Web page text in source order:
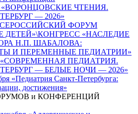
«ВОРОНЦОВСКИЕ ЧТЕНИЯ.
— 2026»
ВСЕРОССИЙСКИЙ ФОРУМ
ДЕТЕЙ»\КОНГРЕСС «НАСЛЕДИЕ
Н.П. ШАБАЛОВА:
И ПЕРЕМЕННЫЕ ПЕДИАТРИИ»
«СОВРЕМЕННАЯ ПЕДИАТРИЯ.
— БЕЛЫЕ НОЧИ — 2026»
«Педиатрия Санкт-Петербурга:
достижения»
и КОНФЕРЕНЦИЙ